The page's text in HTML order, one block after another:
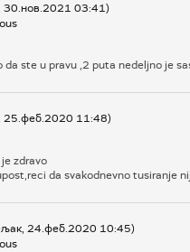
30.нов.2021 03:41)
da ste u pravu ,2 puta nedeljno je
25.феб.2020 11:48)
zdravo
da svakodnevno tusiranje
24.феб.2020 10:45)